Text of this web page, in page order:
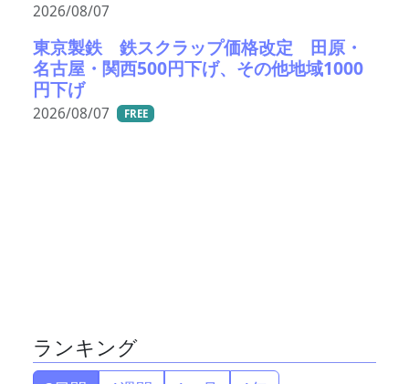
2026/08/07
東京製鉄 鉄スクラップ価格改定 田原・
名古屋・関西500円下げ、その他地域1000
円下げ
2026/08/07 FREE
ランキング